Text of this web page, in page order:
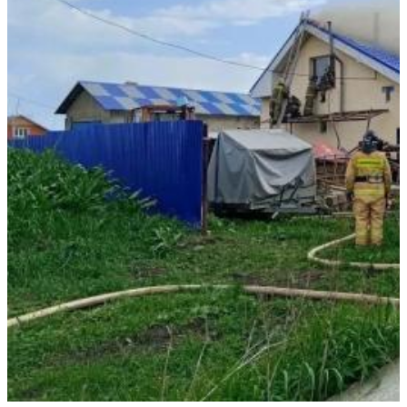
05.08.2026 | 18:55
Гендиректор "Акрона" Константин Клюшев: "Нам есть над
Предприниматель из Сызрани создает гитары под
собственным брендом
05.08.2026 | 18:22
Владимир Путин утвердил основы государственной политики
РФ в сфере кадетского образования
05.08.2026 | 18:15
Электричку из Самары в Уфу временно отменят в августе
05.08.2026 | 18:08
Под Сызранью 5 августа легковушка вылетела с трассы в
кювет и перевернулась
05.08.2026 | 17:53
Сотрудника вуза будут судить за превышение полномочий при
выполнении госзадания
05.08.2026 | 17:50
Жители Жигулевска очистили от мусора пляж в селе Зольное
05.08.2026 | 17:06
В Кинельском районе возводят новый фельдшерско-
акушерский пункт
05.08.2026 | 16:49
В Самарской области соцконтракт помог ветерану СВО